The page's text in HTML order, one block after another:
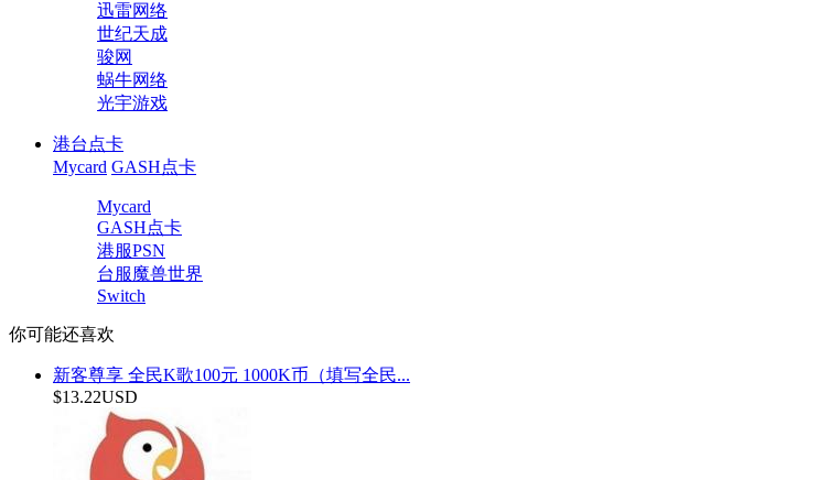
迅雷网络
世纪天成
骏网
蜗牛网络
光宇游戏
港台点卡
Mycard GASH点卡
Mycard
GASH点卡
港服PSN
台服魔兽世界
Switch
你可能还喜欢
新客尊享 全民K歌100元 1000K币（填写全民...
$13.22USD